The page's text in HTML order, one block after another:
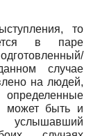
то
в паре
случае
на людей,
может быть и